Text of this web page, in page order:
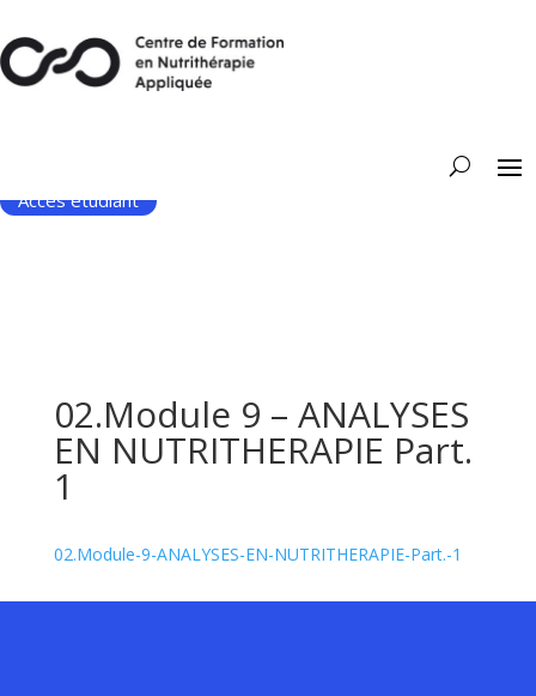
Accès étudiant
02.Module 9 – ANALYSES
EN NUTRITHERAPIE Part.
1
02.Module-9-ANALYSES-EN-NUTRITHERAPIE-Part.-1